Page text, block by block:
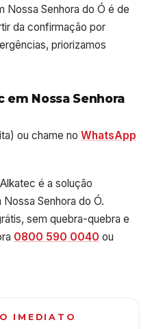
Nossa Senhora do Ó é de
da confirmação por
priorizamos
em Nossa Senhora
ou chame no WhatsApp
é a solução
Senhora do Ó.
sem quebra-quebra e
0800 590 0040 ou
IMEDIATO